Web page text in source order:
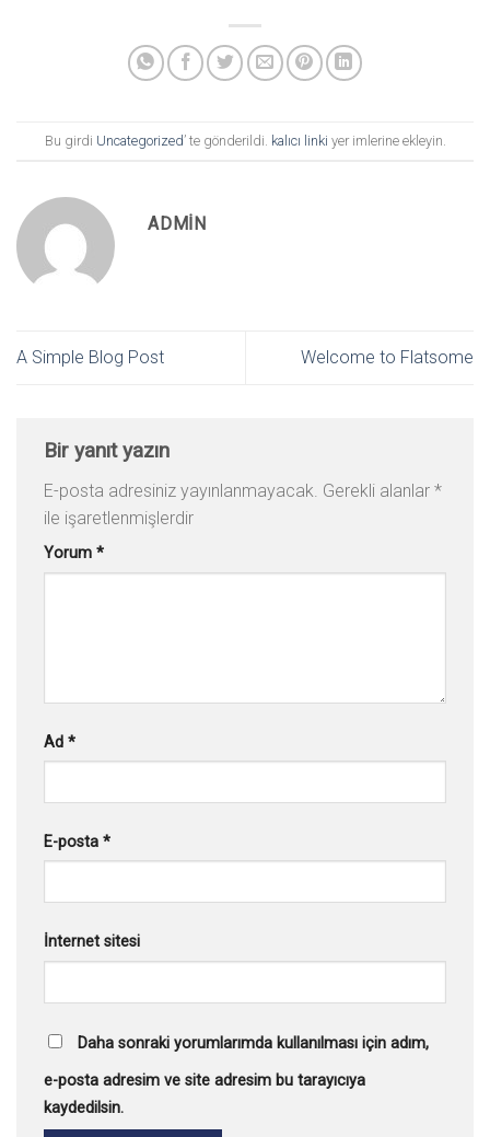
Bu girdi Uncategorized’ te gönderildi. kalıcı linki yer imlerine ekleyin.
ADMIN
A Simple Blog Post Welcome to Flatsome
Bir yanıt yazın
E-posta adresiniz yayınlanmayacak. Gerekli alanlar *
ile işaretlenmişlerdir
Yorum *
Ad *
E-posta *
İnternet sitesi
Daha sonraki yorumlarımda kullanılması için adım,
e-posta adresim ve site adresim bu tarayıcıya
kaydedilsin.